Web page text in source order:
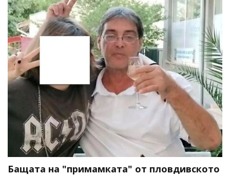
Бащата на "примамката" от пловдивското